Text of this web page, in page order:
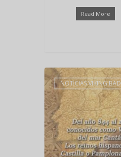
Read More
NOTICIAS VIKING BAD